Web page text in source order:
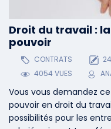
Droit du travail :
pouvoir
CONTRATS
4054 VUES
Vous vous demandez
pouvoir en droit du
possibilités pour les